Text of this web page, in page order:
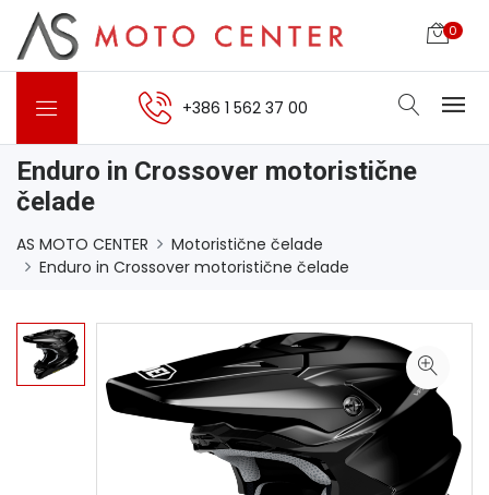
0
+386 1 562 37 00
Enduro in Crossover motoristične
čelade
AS MOTO CENTER
Motoristične čelade
Enduro in Crossover motoristične čelade